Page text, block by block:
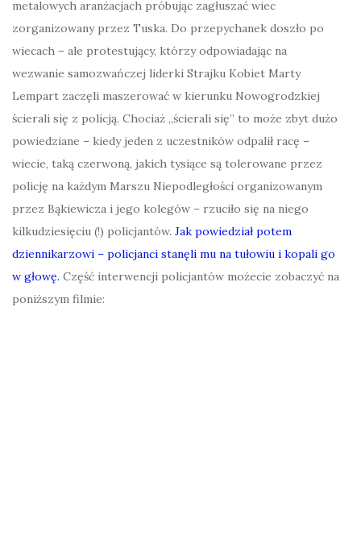
metalowych aranżacjach próbując zagłuszać wiec
zorganizowany przez Tuska. Do przepychanek doszło po
wiecach – ale protestujący, którzy odpowiadając na
wezwanie samozwańczej liderki Strajku Kobiet Marty
Lempart zaczęli maszerować w kierunku Nowogrodzkiej
ścierali się z policją. Chociaż „ścierali się” to może zbyt dużo
powiedziane – kiedy jeden z uczestników odpalił racę –
wiecie, taką czerwoną, jakich tysiące są tolerowane przez
policję na każdym Marszu Niepodległości organizowanym
przez Bąkiewicza i jego kolegów – rzuciło się na niego
kilkudziesięciu (!) policjantów. Jak powiedział potem
dziennikarzowi – policjanci stanęli mu na tułowiu i kopali go
w głowę. Część interwencji policjantów możecie zobaczyć na
poniższym filmie: